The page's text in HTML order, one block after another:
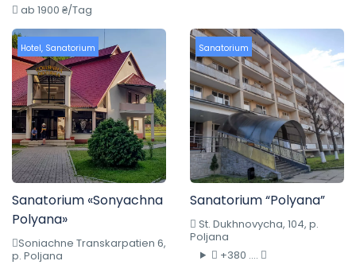
ab 1900 ₴/Tag
Hotel, Sanatorium
Sanatorium «Sonyachna
Polyana»
Soniachne Transkarpatien 6,
p. Poljana
Sanatorium
Sanatorium “Polyana”
St. Dukhnovycha, 104, p.
Poljana
+380 ....